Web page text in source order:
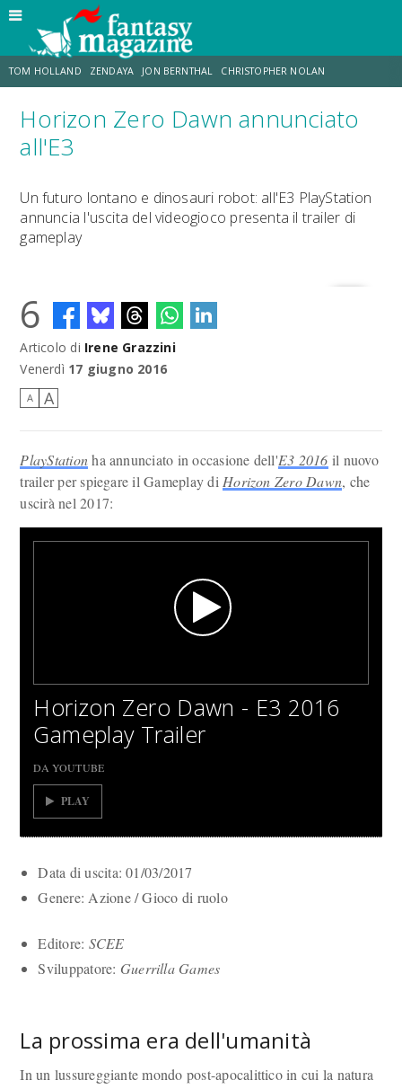
TOM HOLLAND ZENDAYA JON BERNTHAL CHRISTOPHER NOLAN
STRANIMONDI LUCCA COMICS & GAMES ODISSEA JACOB BATALON
Horizon Zero Dawn annunciato
all'E3
Un futuro lontano e dinosauri robot: all'E3 PlayStation
annuncia l'uscita del videogioco presenta il trailer di
gameplay
6
Articolo di Irene Grazzini
Venerdì 17 giugno 2016
A A
PlayStationha annunciato in occasione dell'E3 2016 il nuovo
trailer per spiegare il Gameplay di Horizon Zero Dawn, che
uscirà nel 2017:
Horizon Zero Dawn - E3 2016
Gameplay Trailer
DA YOUTUBE
PLAY
Data di uscita: 01/03/2017
Genere: Azione / Gioco di ruolo
Editore: SCEE
Sviluppatore: Guerrilla Games
La prossima era dell'umanità
In un lussureggiante mondo post-apocalittico in cui la natura